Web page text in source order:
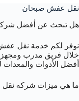
نقل عفش صبحان
هل تبحث عن أفضل
نوفر لكم خدمة نقل
خلال فريق مدرب ومجهز
أفضل الأدوات
ما هي ميزات شركه